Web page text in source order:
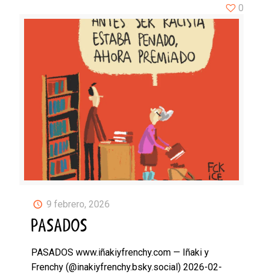
9 febrero, 2026
PASADOS
PASADOS www.iñakiyfrenchy.com — Iñaki y
Frenchy (@inakiyfrenchy.bsky.social) 2026-02-
0